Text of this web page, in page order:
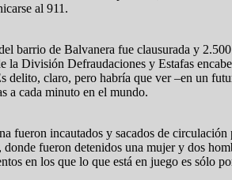
al 911.
barrio de Balvanera fue clausurada y
División Defraudaciones y Estafas
claro, pero habría que ver –en un
a cada minuto en el mundo.
fueron incautados y sacados de
fueron detenidos una mujer y dos
en los que lo que está en juego es sólo